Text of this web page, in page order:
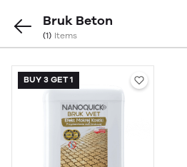
Bruk Beton
(1) Items
BUY 3 GET 1